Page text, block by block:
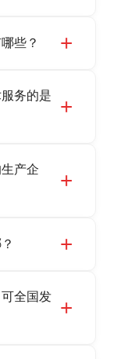
些？
LNR 天然、
，资质齐
务的是
设计、现货
营
产企
第三方检测
迎宾大街 9
是专业隔震
天然、
全国发